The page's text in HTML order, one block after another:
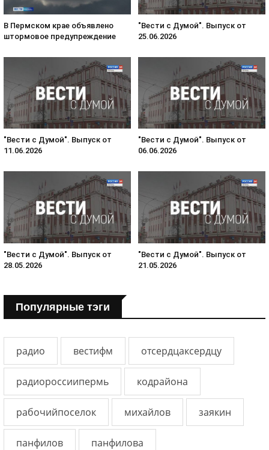
В Пермском крае объявлено
штормовое предупреждение
"Вести с Думой". Выпуск от
25.06.2026
"Вести с Думой". Выпуск от
11.06.2026
"Вести с Думой". Выпуск от
06.06.2026
"Вести с Думой". Выпуск от
28.05.2026
"Вести с Думой". Выпуск от
21.05.2026
Популярные тэги
радио вестифм отсердцаксердцу
радиороссиипермь кодрайона
рабочийпоселок михайлов заякин
панфилов панфилова